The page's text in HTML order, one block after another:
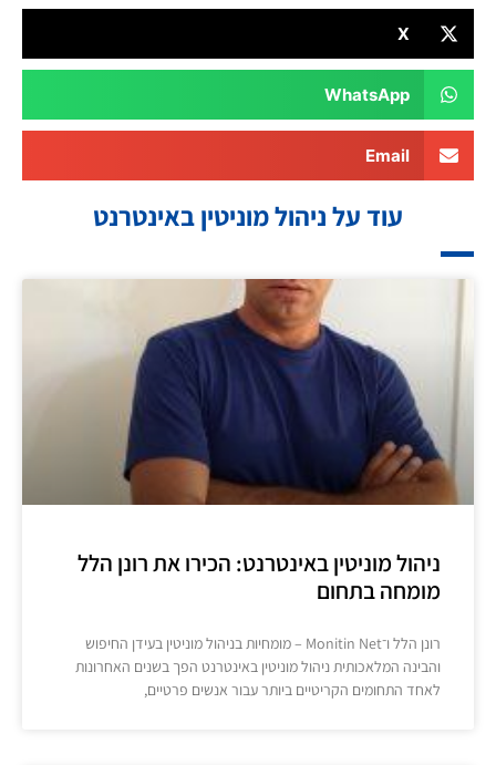
X
WhatsApp
Email
עוד על ניהול מוניטין באינטרנט
ניהול מוניטין באינטרנט: הכירו את רונן הלל
מומחה בתחום
רונן הלל ו־Monitin Net – מומחיות בניהול מוניטין בעידן החיפוש
והבינה המלאכותית ניהול מוניטין באינטרנט הפך בשנים האחרונות
לאחד התחומים הקריטיים ביותר עבור אנשים פרטיים,